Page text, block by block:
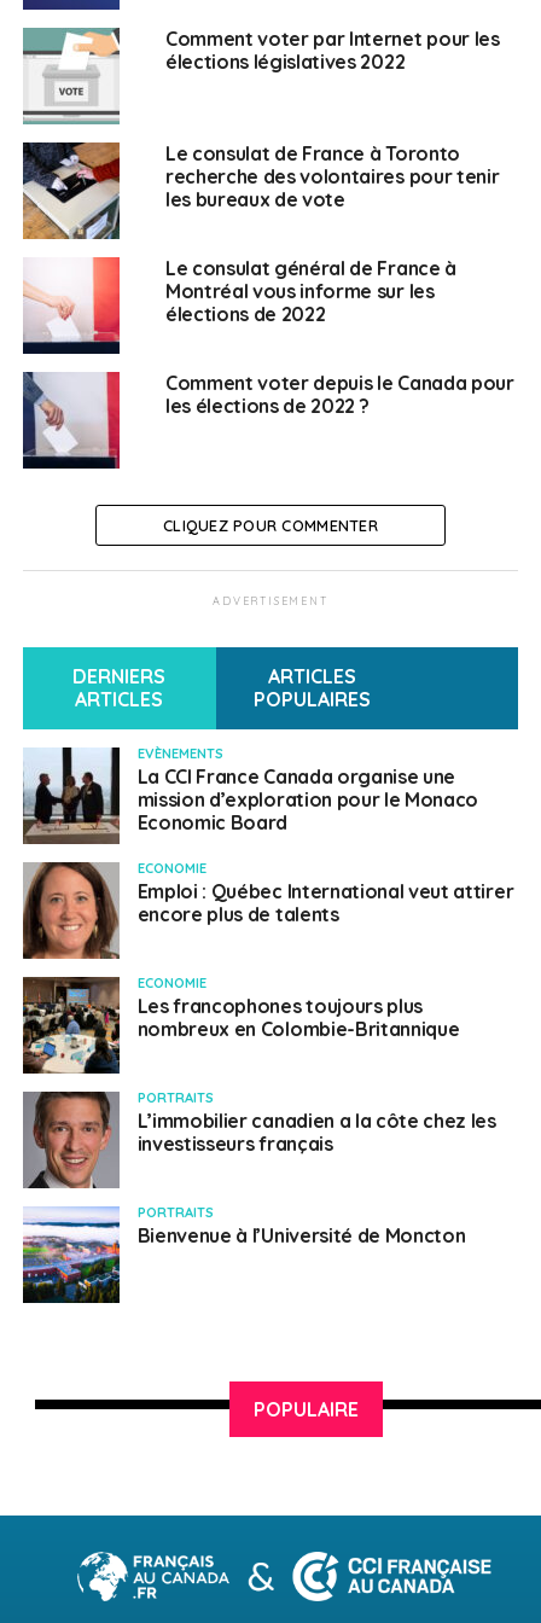
l’administration puisse vous faire parvenir vos
identifiants par courriel et SMS. Vous aurez ensuite
jusqu’au 10 mai 2022 pour vérifier et modifier vos
informations de contact.
La procuration demeure également une solution si vous
ne pouvez pas voter le jour J, en passant par le site
MaProcuration.gouv.fr
consulat en apportant le CERFA téléchargeable sur
service-public.fr.
Pour plus d’informations sur les élections législatives
2022, consultez la page dédiée sur le site du
général de France à Montréal.
SUJETS ASSOCIÉS:
Fanny Lardillier
Comment voter par Internet pour les
élections législatives 2022
Le consulat de France à Toronto
recherche des volontaires pour tenir
les bureaux de vote
Le consulat général de France à
Montréal vous informe sur les
élections de 2022
Comment voter depuis le Canada pour
les élections de 2022 ?
CLIQUEZ POUR COMMENTER
ADVERTISEMENT
DERNIERS
ARTICLES
ARTICLES
POPULAIRES
EVÈNEMENTS
La CCI France Canada organise une
mission d’exploration pour le Monaco
Economic Board
ECONOMIE
Emploi : Québec International veut attirer
encore plus de talents
ECONOMIE
Les francophones toujours plus
nombreux en Colombie-Britannique
PORTRAITS
L’immobilier canadien a la côte chez les
investisseurs français
PORTRAITS
Bienvenue à l’Université de Moncton
POPULAIRE